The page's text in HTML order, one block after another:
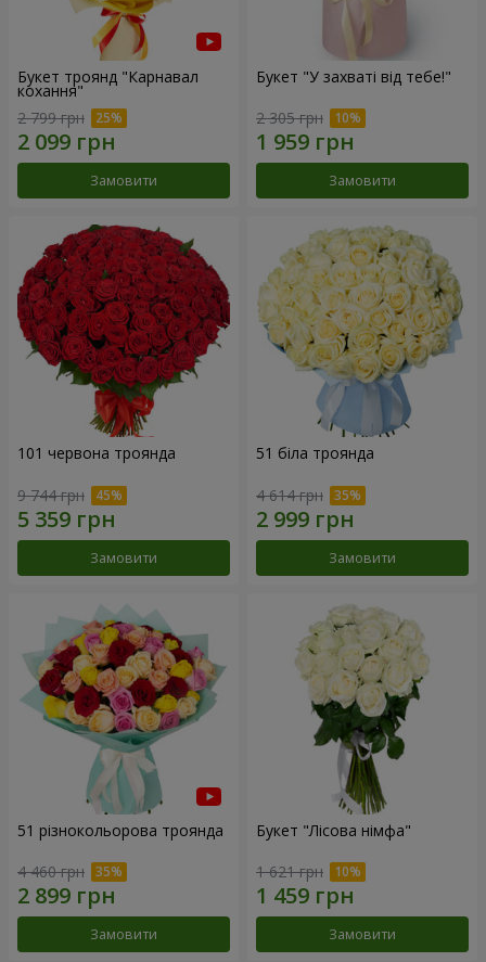
Букет троянд "Карнавал
кохання"
2 799 грн
Замовити
Букет "У захваті від тебе!"
2 305 грн
Замовити
101 червона троянда
9 744 грн
Замовити
51 біла троянда
4 614 грн
Замовити
51 різнокольорова троянда
4 460 грн
Замовити
Букет "Лісова німфа"
1 621 грн
Замовити